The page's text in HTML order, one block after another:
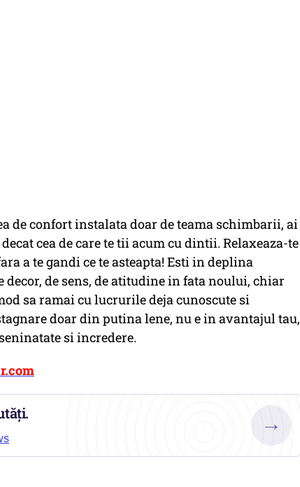
de confort instalata doar de teama schimbarii, ai
cea de care te tii acum cu dintii. Relaxeaza-te
a te gandi ce te asteapta! Esti in deplina
decor, de sens, de atitudine in fata noului, chiar
sa ramai cu lucrurile deja cunoscute si
doar din putina lene, nu e in avantajul tau,
si incredere.
→